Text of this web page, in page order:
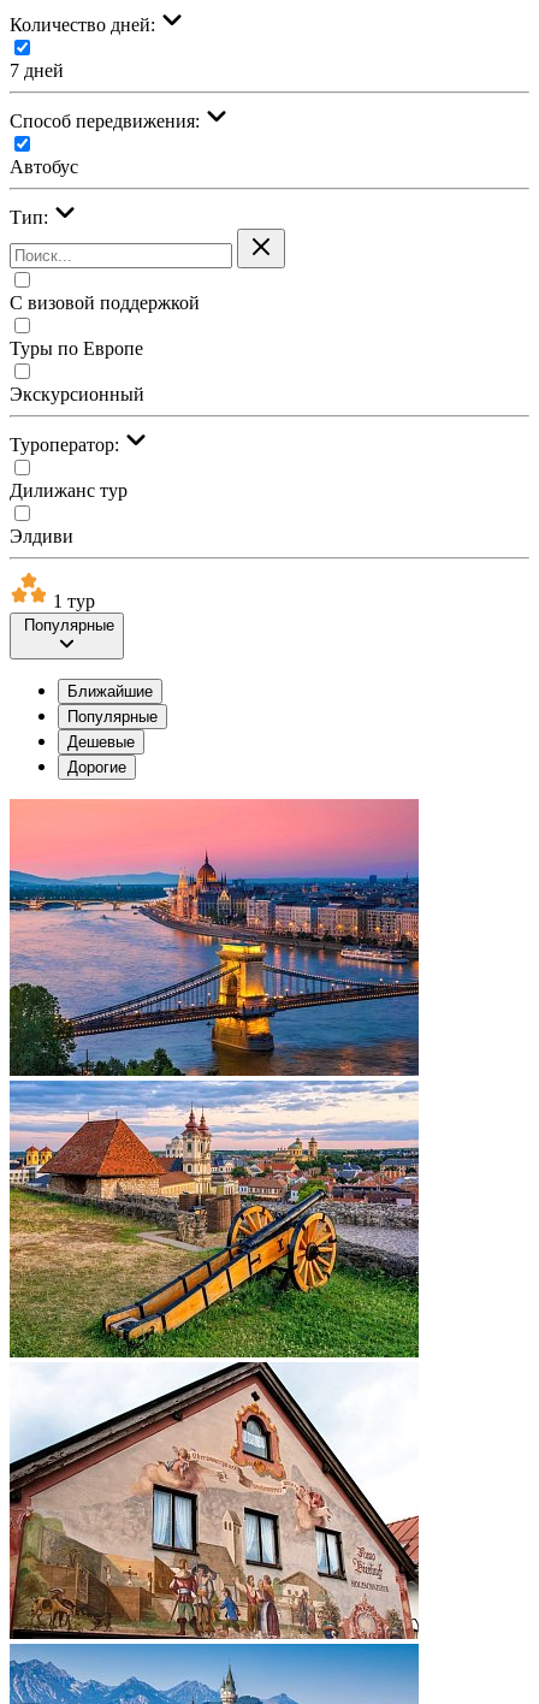
Количество дней:
7 дней
Cпособ передвижения:
Автобус
Тип:
С визовой поддержкой
Туры по Европе
Экскурсионный
Туроператор:
Дилижанс тур
Элдиви
1 тур
Популярные
Ближайшие
Популярные
Дешевые
Дорогие